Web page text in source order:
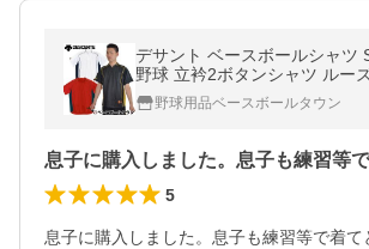
デサント ベースボールシャツ
野球 立衿2ボタンシャツ ルー
B-109M 野球ウェア メール便
野球用品ベースボールタウン
5
息子に購入しました。息子も練習等で着て